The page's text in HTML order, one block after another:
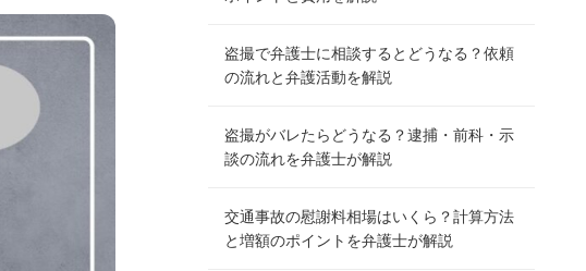
盗撮で弁護士に相談するとどうなる？依頼
の流れと弁護活動を解説
盗撮がバレたらどうなる？逮捕・前科・示
談の流れを弁護士が解説
交通事故の慰謝料相場はいくら？計算方法
と増額のポイントを弁護士が解説